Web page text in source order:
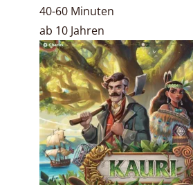
40-60 Minuten
ab 10 Jahren